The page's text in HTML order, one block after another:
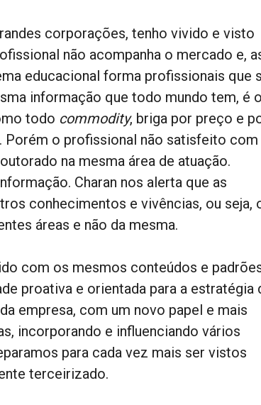
corporações, tenho vivido e visto
não acompanha o mercado e,
educacional forma profissionais que
informação que todo mundo tem, é o
todo commodity, briga por preço e
o profissional não satisfeito com
na mesma área de atuação.
Charan nos alerta que as
conhecimentos e vivências, ou seja,
áreas e não da mesma.
com os mesmos conteúdos e
proativa e orientada para a estratégia
empresa, com um novo papel e mais
incorporando e influenciando vários
para cada vez mais ser vistos
terceirizado.